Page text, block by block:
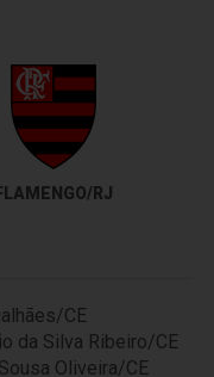
RJ
CE
da Silva Ribeiro/CE
Oliveira/CE